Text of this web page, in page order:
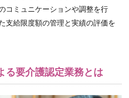
コミュニケーションや調整を行
支給限度額の管理と実績の評価を
る要介護認定業務とは